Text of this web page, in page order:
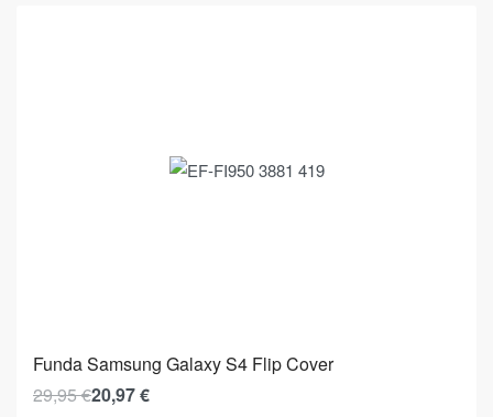
Funda Samsung Galaxy S4 Flip Cover
29,95€20,97€